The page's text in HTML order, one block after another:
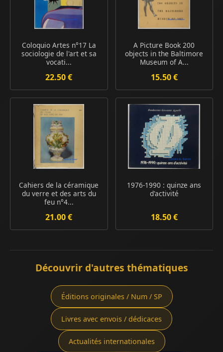
Coloquio Artes n°17 La
sociologie de l'art et sa
vocati...
22.50 €
A Picture Book 200
objects in the Baltimore
Museum of A...
15.50 €
Cahiers de la céramique
du verre et des arts du
feu n°4...
21.00 €
1976-1990 : quinze ans
d'activité
18.50 €
Découvrir d'autres thématiques
Éditions originales / Num / SP
Livres avec envois / dédicaces
Actualités internationales